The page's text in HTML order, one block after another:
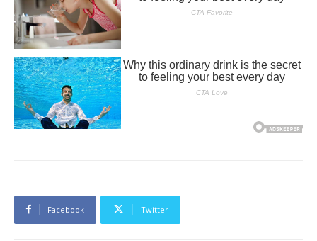
Facebook Twitter